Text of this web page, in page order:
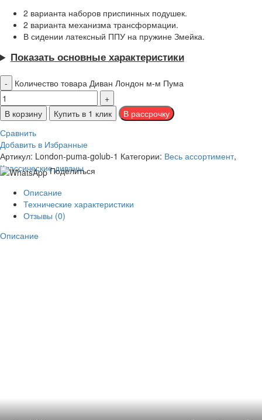
2 варианта наборов приспинных подушек.
2 варианта механизма трансформации.
В сидении латексный ППУ на пружине Змейка.
Показать основные характеристики
Количество товара Диван Лондон м-м Пума
В корзину
Купить в 1 клик
Сравнить
Добавить в Избранные
Артикул: London-puma-golub-1 Категории: Весь ассортимент,
Классические диваны
Поделиться
Описание
Технические характеристики
Отзывы (0)
Описание